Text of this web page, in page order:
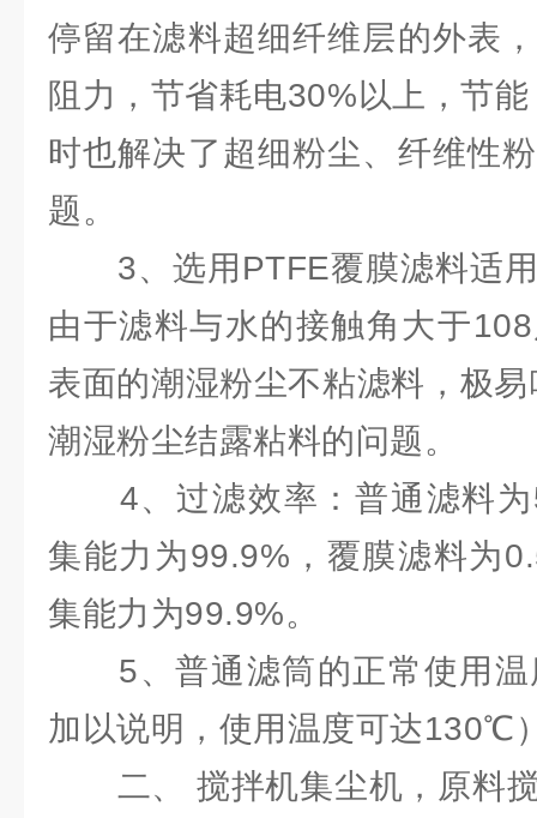
停留在滤料超细纤维层的外表
阻力，节省耗电30%以上，节
时也解决了超细粉尘、纤维性
题。
3、选用PTFE覆膜滤料适用
由于滤料与水的接触角大于
表面的潮湿粉尘不粘滤料，极
潮湿粉尘结露粘料的问题。
4、过滤效率：普通滤料为
集能力为99.9%，覆膜滤料为
集能力为99.9%。
5、普通滤筒的正常使用温
加以说明，使用温度可达130℃
二、 搅拌机集尘机，原料搅